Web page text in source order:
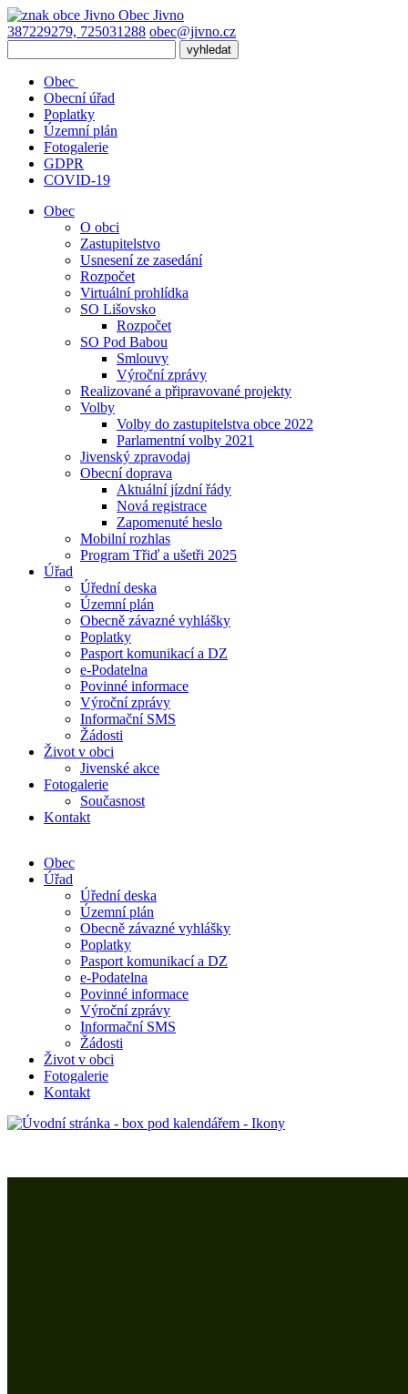
Obec Jivno
387229279, 725031288 obec@jivno.cz
Obec
Obecní úřad
Poplatky
Územní plán
Fotogalerie
GDPR
COVID-19
Obec
O obci
Zastupitelstvo
Usnesení ze zasedání
Rozpočet
Virtuální prohlídka
SO Lišovsko
Rozpočet
SO Pod Babou
Smlouvy
Výroční zprávy
Realizované a připravované projekty
Volby
Volby do zastupitelstva obce 2022
Parlamentní volby 2021
Jivenský zpravodaj
Obecní doprava
Aktuální jízdní řády
Nová registrace
Zapomenuté heslo
Mobilní rozhlas
Program Třiď a ušetři 2025
Úřad
Úřední deska
Územní plán
Obecně závazné vyhlášky
Poplatky
Pasport komunikací a DZ
e-Podatelna
Povinné informace
Výroční zprávy
Informační SMS
Žádosti
Život v obci
Jivenské akce
Fotogalerie
Současnost
Kontakt
Obec
Úřad
Úřední deska
Územní plán
Obecně závazné vyhlášky
Poplatky
Pasport komunikací a DZ
e-Podatelna
Povinné informace
Výroční zprávy
Informační SMS
Žádosti
Život v obci
Fotogalerie
Kontakt